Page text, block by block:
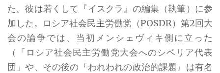
た。彼は若くして『イスクラ』の編集（執筆）に参
加した。ロシア社会民主労働党（POSDR）第2回大
会の論争では、当初メンシェヴィキ側に立った
（「ロシア社会民主労働党大会へのシベリア代表
団」や、その後の『われわれの政治的課題』は有名